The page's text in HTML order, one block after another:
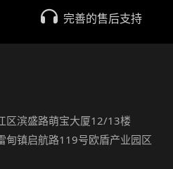
完善的售后支持
区滨盛路萌宝大厦12/13楼
甸镇启航路119号欧盾产业园区